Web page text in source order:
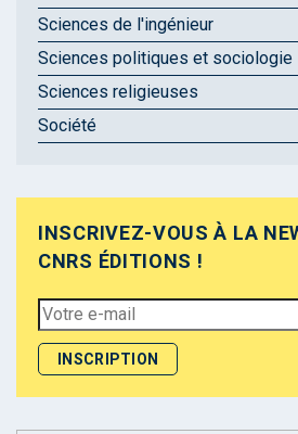
Sciences de l'ingénieur
Sciences politiques et sociologie
Sciences religieuses
Société
INSCRIVEZ-VOUS À LA
CNRS ÉDITIONS !